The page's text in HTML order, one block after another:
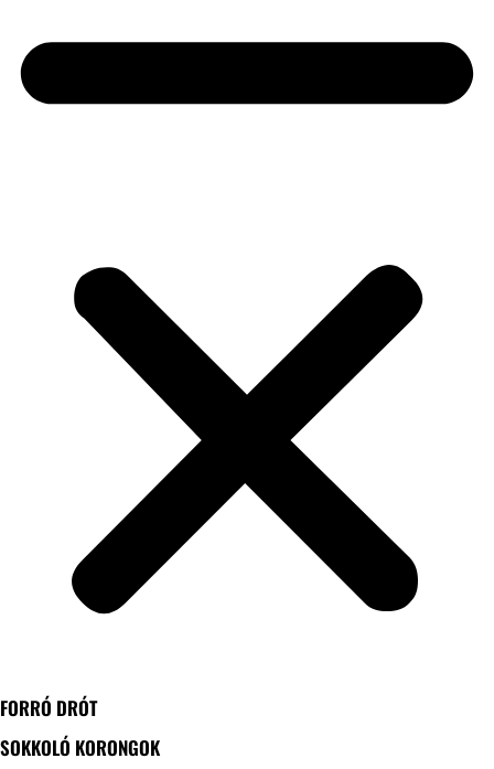
FORRÓ DRÓT
SOKKOLÓ KORONGOK